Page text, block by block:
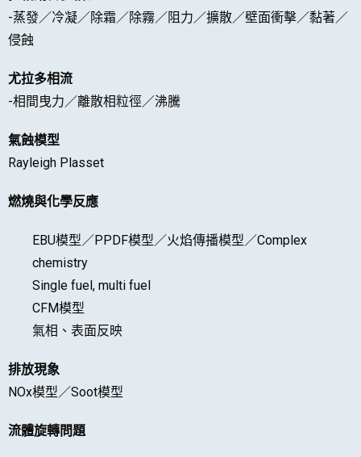
-蒸發／冷凝／除霜／除霧／阻力／擴散／壁面衝擊／黏著／
侵蝕
尤拉多相流
-相間曳力／離散相粒徑／沸騰
氣蝕模型
Rayleigh Plasset
燃燒與化學反應
EBU模型／PPDF模型／火焰傳播模型／Complex
chemistry
Single fuel, multi fuel
CFM模型
氣相、表面反映
排放現象
NOx模型／Soot模型
流體旋轉問題